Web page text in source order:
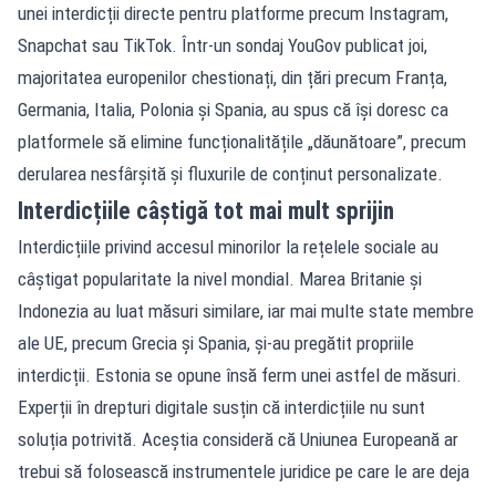
unei interdicții directe pentru platforme precum Instagram,
Snapchat sau TikTok. Într-un sondaj YouGov publicat joi,
majoritatea europenilor chestionați, din țări precum Franța,
Germania, Italia, Polonia și Spania, au spus că își doresc ca
platformele să elimine funcționalitățile „dăunătoare”, precum
derularea nesfârșită și fluxurile de conținut personalizate.
Interdicțiile câștigă tot mai mult sprijin
Interdicțiile privind accesul minorilor la rețelele sociale au
câștigat popularitate la nivel mondial. Marea Britanie și
Indonezia au luat măsuri similare, iar mai multe state membre
ale UE, precum Grecia și Spania, și-au pregătit propriile
interdicții. Estonia se opune însă ferm unei astfel de măsuri.
Experții în drepturi digitale susțin că interdicțiile nu sunt
soluția potrivită. Aceștia consideră că Uniunea Europeană ar
trebui să folosească instrumentele juridice pe care le are deja